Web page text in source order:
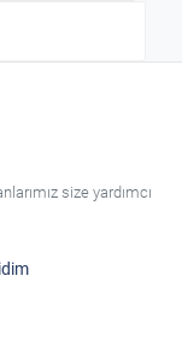
size yardımcı